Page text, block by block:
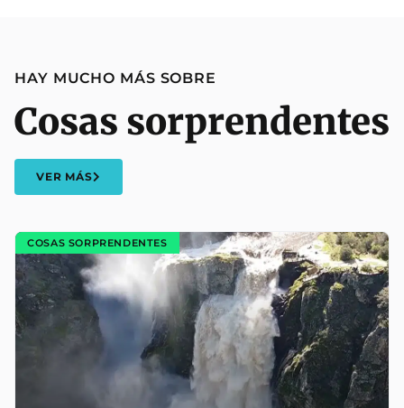
HAY MUCHO MÁS SOBRE
Cosas sorprendentes
VER MÁS
COSAS SORPRENDENTES